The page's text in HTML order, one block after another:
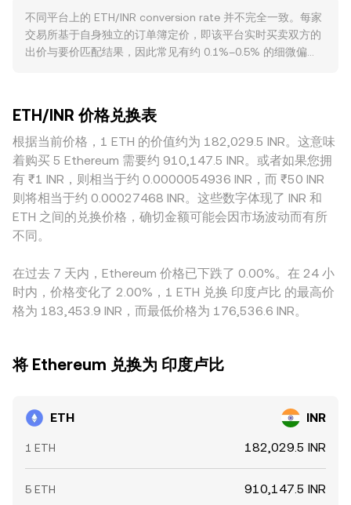
都可能改变本地需求与定价。技术因素方面，合约市场的资金
费率正负与大小、季度与月度期权到期集中点位、现货与永续
基差、以及链上与场内“大户”地址的流向，都会在短期内增加
更大。简单换算上，若以 rate 表示 ETH/INR conversion
rate，则 INR 值 = ETH 数量 × rate，反之 ETH 数量 = INR 值 /
rate。在以太坊拥有大量去中心化流动性的场景下，自动做市
当交易推动储备比变化时，池内价格随之滑动，再通过套利与
跨市场交易与中心化报价趋同。这些机制共同构成 ETH/INR
conversion rate 的发现与传导。
不同平台上的 ETH/INR conversion rate 并不完全一致。每家
交易所基于自身独立的订单簿定价，即该平台实时买卖双方的
出价与要价匹配结果，因此常见有约 0.1%–0.5% 的细微偏
会带来定价溢价或折价，例如本地法币入金渠道的顺畅程度、
税费与合规成本、以及对交易者的身份与报告要求，都会影响
对 ETH 的即时需求与到岸成本，从而反映到 ETH/INR。另有
一层是 USDT 基差的传导：很多场景下 ETH 先在全球对
USDT 定价，再通过 USDT/INR 的成交价间接换算到
ETH/INR，若 USDT 相对 INR 有轻微溢价或折价，会叠加到最
终报价。套利参与者会在不同平台间买低卖高，推动价格回
归，但受限于手续费、提现与入金速度、合规约束和风险溢
ETH/INR 价格兑换表
根据当前价格，1 ETH 的价值约为 182,029.5 INR。这意味
着购买 5 Ethereum 需要约 910,147.5 INR。或者如果您拥
有 ₹1 INR，则相当于约 0.0000054936 INR，而 ₹50 INR
则将相当于约 0.00027468 INR。这些数字体现了 INR 和
ETH 之间的兑换价格，确切金额可能会因市场波动而有所
不同。
在过去 7 天内，Ethereum 价格已下跌了 0.00%。在 24 小
时内，价格变化了 2.00%，1 ETH 兑换 印度卢比 的最高价
格为 183,453.9 INR，而最低价格为 176,536.6 INR。
将 Ethereum 兑换为 印度卢比
ETH INR
1 ETH 182,029.5 INR
5 ETH 910,147.5 INR